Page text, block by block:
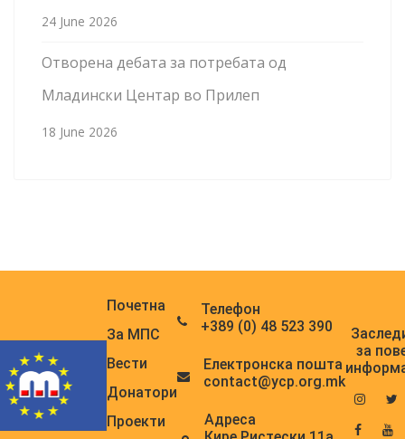
24 June 2026
Отворена дебата за потребата од
Младински Центар во Прилеп
18 June 2026
Почетна
За МПС
Вести
Донатори
Проекти
Телефон
+389 (0) 48 523 390
Електронска поштa
contact@ycp.org.mk
Адреса
за